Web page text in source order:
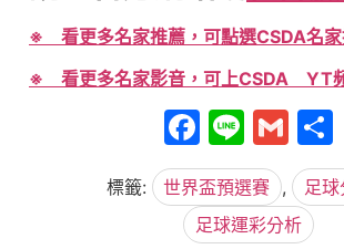
※ 看更多名家推薦，可點選CSDA名
※ 看更多名家影音，可上CSDA YT
Facebook
Line
標籤: 世界盃預選賽 , 足
足球運彩分析